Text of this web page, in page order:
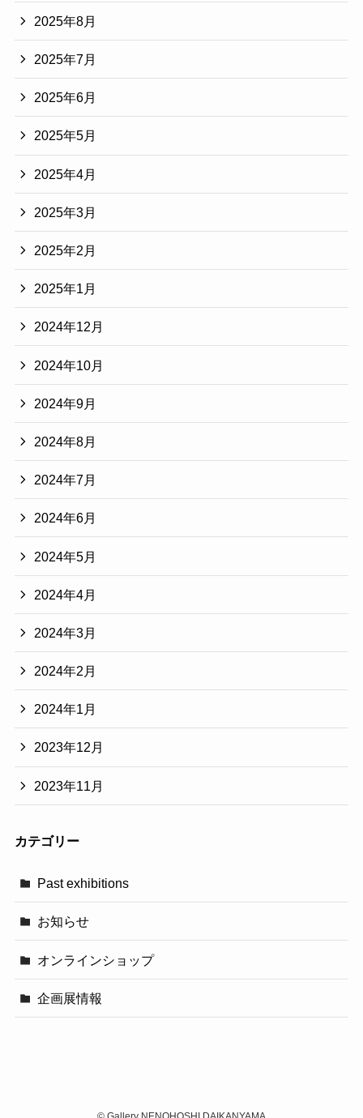
2025年8月
2025年7月
2025年6月
2025年5月
2025年4月
2025年3月
2025年2月
2025年1月
2024年12月
2024年10月
2024年9月
2024年8月
2024年7月
2024年6月
2024年5月
2024年4月
2024年3月
2024年2月
2024年1月
2023年12月
2023年11月
カテゴリー
Past exhibitions
お知らせ
オンラインショップ
企画展情報